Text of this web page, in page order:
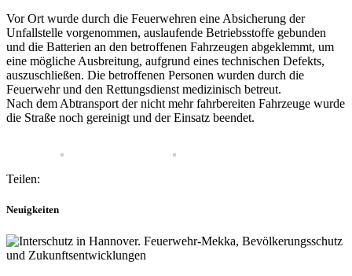
Vor Ort wurde durch die Feuerwehren eine Absicherung der
Unfallstelle vorgenommen, auslaufende Betriebsstoffe gebunden
und die Batterien an den betroffenen Fahrzeugen abgeklemmt, um
eine mögliche Ausbreitung, aufgrund eines technischen Defekts,
auszuschließen. Die betroffenen Personen wurden durch die
Feuerwehr und den Rettungsdienst medizinisch betreut.
Nach dem Abtransport der nicht mehr fahrbereiten Fahrzeuge wurde
die Straße noch gereinigt und der Einsatz beendet.
Teilen:
Neuigkeiten